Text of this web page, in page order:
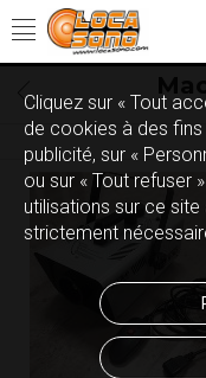
Cliquez sur « Tout
de cookies à des fins
publicité, sur «
ou sur « Tout refuser
utilisations sur ce
strictement